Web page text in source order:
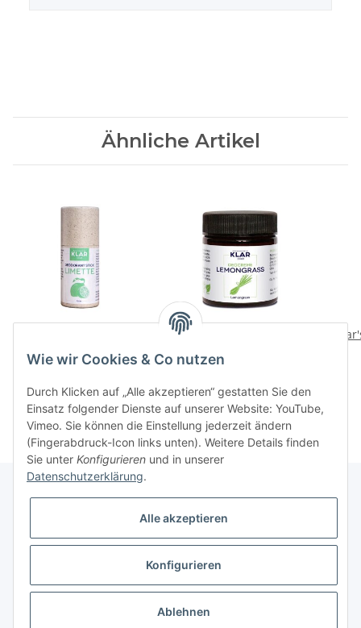
Ähnliche Artikel
50g
17,50 CHF*
12,50 CHF
Gesetzliche Informationen
* Alle Preise inkl. gesetzlicher USt., zzgl.Versand
Wie wir Cookies & Co nutzen
Durch Klicken auf „Alle akzeptieren“ gestatten Sie den
Einsatz folgender Dienste auf unserer Website: YouTube,
Vimeo. Sie können die Einstellung jederzeit ändern
(Fingerabdruck-Icon links unten). Weitere Details finden
Sie unter Konfigurieren und in unserer
Datenschutzerklärung.
Alle akzeptieren
Konfigurieren
Ablehnen